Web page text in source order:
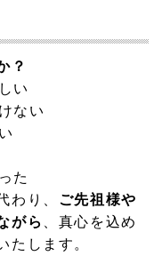
施しました
依頼ありがとうござ
？
い
ない
た
わり、 ご先祖様や
がら 、真心を込め
たします。